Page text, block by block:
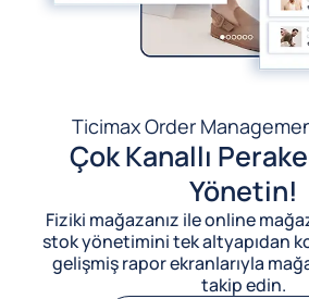
Ticimax Order
Çok Kanallı
Yönetin!
Fiziki mağazanız ile online
stok yönetimini tek altyapıdan
gelişmiş rapor ekranlarıyla
takip edin.